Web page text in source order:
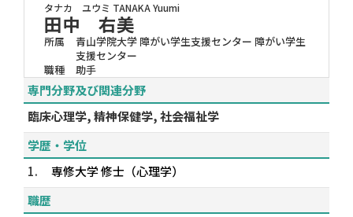
タナカ ユウミ TANAKA Yuumi
田中 右美
所属
青山学院大学 障がい学生支援センター 障がい学生
支援センター
職種
助手
専門分野及び関連分野
臨床心理学, 精神保健学, 社会福祉学
学歴・学位
1.
専修大学 修士（心理学）
職歴